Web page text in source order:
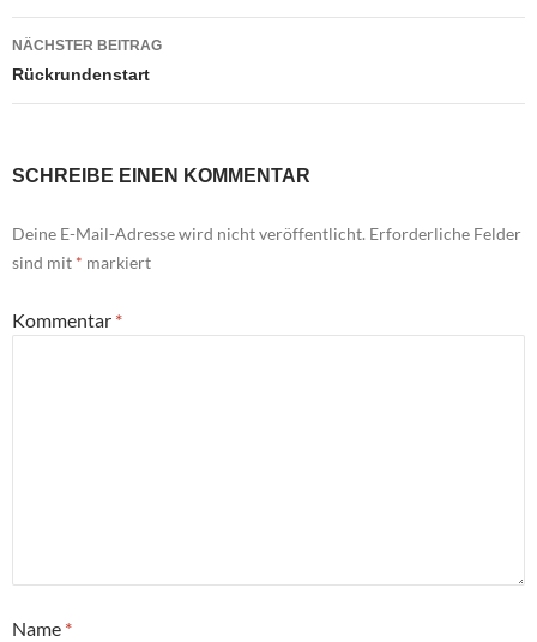
NÄCHSTER BEITRAG
Rückrundenstart
SCHREIBE EINEN KOMMENTAR
Deine E-Mail-Adresse wird nicht veröffentlicht. Erforderliche Felder
sind mit * markiert
Kommentar *
Name *